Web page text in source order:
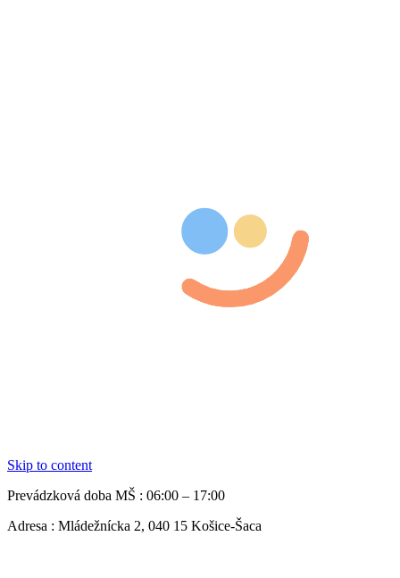
Skip to content
Prevádzková doba MŠ : 06:00 – 17:00
Adresa : Mládežnícka 2, 040 15 Košice-Šaca